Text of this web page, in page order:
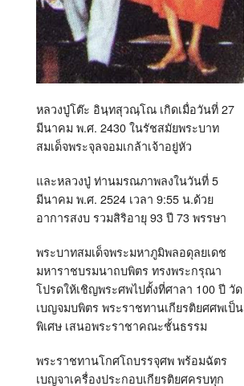
หลวงปู่โต๊ะ อินฺทสุวณฺโณ เกิดเมื่อวันที่ 27
มีนาคม พ.ศ. 2430 ในรัชสมัยพระบาท
สมเด็จพระจุลจอมเกล้าเจ้าอยู่หัว
และหลวงปู่ ท่านมรณภาพลงในวันที่ 5
มีนาคม พ.ศ. 2524 เวลา 9:55 น.ด้วย
อาการสงบ รวมสิริอายุ 93 ปี 73 พรรษา
พระบาทสมเด็จพระมหาภูมิพลอดุลยเดช
มหาราชบรมนาถบพิตร ทรงพระกรุณา
โปรดให้เชิญพระศพไปตั้งที่ศาลา 100 ปี วัด
เบญจมบพิตร พระราชทานเกียรติยศศพเป็น
พิเศษ เสนอพระราชาคณะชั้นธรรม
พระราชทานโกศโถบรรจุศพ พร้อมฉัตร
เบญจาเครื่องประกอบเกียรติยศครบทุก